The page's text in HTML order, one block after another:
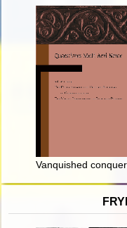
Vanquished